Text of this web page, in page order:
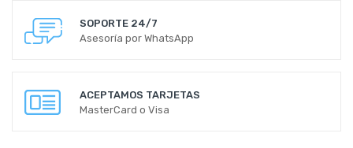
SOPORTE 24/7
Asesoría por WhatsApp
ACEPTAMOS TARJETAS
MasterCard o Visa